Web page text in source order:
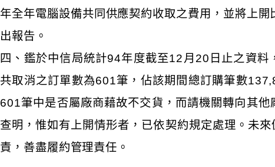
年全年電腦設備共同供應契約收取之費用，並將上
出報告。
四、鑑於中信局統計94年度截至12月20日止之資
共取消之訂單數為601筆，佔該期間總訂購筆數
601筆中是否屬廠商藉故不交貨，而請機關轉向其
查明，惟如有上開情形者，已依契約規定處理。未
責，善盡履約管理責任。